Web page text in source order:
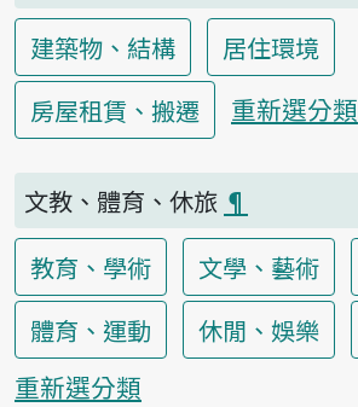
建築物、結構
居住環境
房屋租賃、搬遷
重新選分類
文教、體育、休旅 ¶
教育、學術
文學、藝術
體育、運動
休閒、娛樂
重新選分類